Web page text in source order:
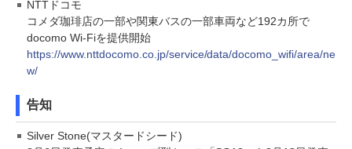
NTTドコモ
コメダ珈琲店の一部や関東バスの一部車両など192カ所で
docomo Wi-Fiを提供開始
https://www.nttdocomo.co.jp/service/data/docomo_wifi/area/ne
w/
告知
Silver Stone(マスタードシード)